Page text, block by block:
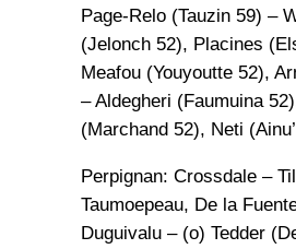
Page-Relo (Tauzin 59) –
(Jelonch 52), Placines
Meafou (Youyoutte 52),
– Aldegheri (Faumuina
(Marchand 52), Neti
Perpignan: Crossdale –
Taumoepeau, De la
Duguivalu – (o) Tedder